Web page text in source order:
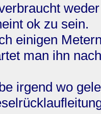
ok zu sein.
einigen
man ihn
irgend wo